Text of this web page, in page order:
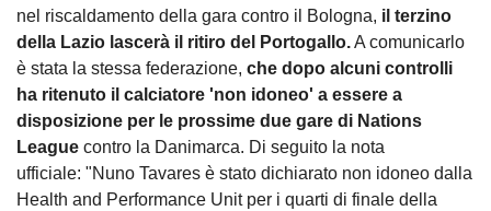
nel riscaldamento della gara contro il Bologna, il terzino
della Lazio lascerà il ritiro del Portogallo.A comunicarlo
è stata la stessa federazione, che dopo alcuni controlli
ha ritenuto il calciatore 'non idoneo' a essere a
disposizione per le prossime due gare di Nations
League contro la Danimarca. Di seguito la nota
ufficiale: "Nuno Tavares è stato dichiarato non idoneo dalla
Health and Performance Unit per i quarti di finale della